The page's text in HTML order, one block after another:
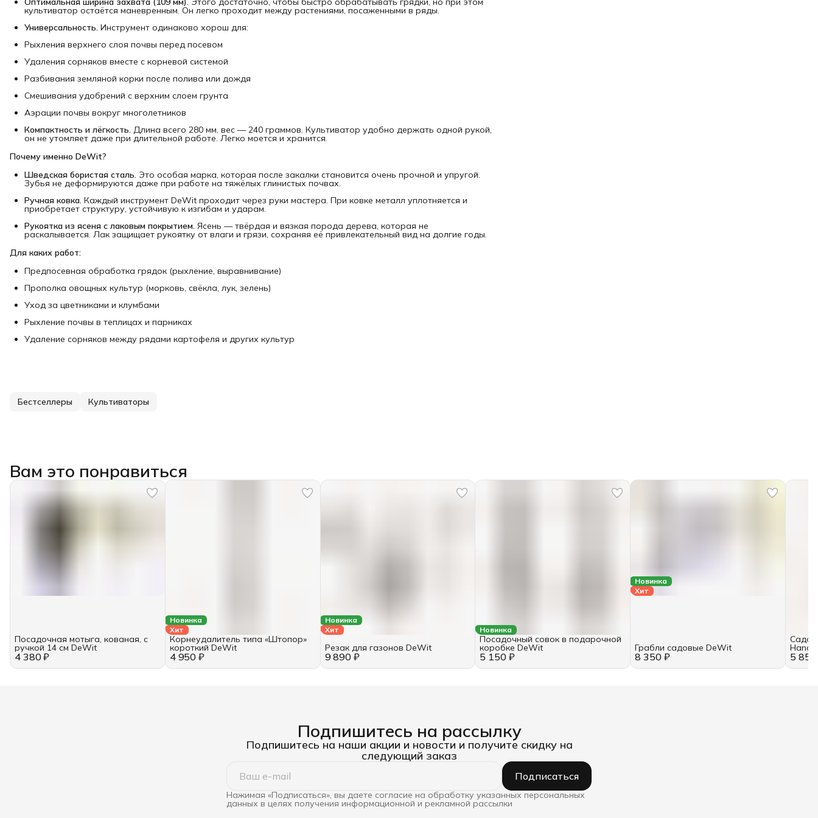
почвах.
Прополка овощных культур (морковь, свёкла, лук, зелень)
Удаление сорняков между рядами картофеля и других
культиватор остаётся маневренным. Он легко проходит между растениями, посаженными в ряды.
Универсальность. Инструмент одинаково хорош для:
Рыхления верхнего слоя почвы перед посевом
Удаления сорняков вместе с корневой системой
Разбивания земляной корки после полива или дождя
Смешивания удобрений с верхним слоем грунта
Аэрации почвы вокруг многолетников
Компактность и лёгкость. Длина всего 280 мм, вес — 240 граммов. Культиватор удобно держать одной рукой,
он не утомляет даже при длительной работе. Легко моется и хранится.
Почему именно DeWit?
Шведская бористая сталь. Это особая марка, которая после закалки становится очень прочной и упругой.
Зубья не деформируются даже при работе на тяжёлых глинистых почвах.
Ручная ковка. Каждый инструмент DeWit проходит через руки мастера. При ковке металл уплотняется и
приобретает структуру, устойчивую к изгибам и ударам.
Рукоятка из ясеня с лаковым покрытием. Ясень — твёрдая и вязкая порода дерева, которая не
раскалывается. Лак защищает рукоятку от влаги и грязи, сохраняя её привлекательный вид на долгие годы.
Для каких работ:
Предпосевная обработка грядок (рыхление, выравнивание)
Прополка овощных культур (морковь, свёкла, лук, зелень)
Уход за цветниками и клумбами
Рыхление почвы в теплицах и парниках
Удаление сорняков между рядами картофеля и других культур
Бестселлеры Культиваторы
Вам это понравиться
4 380 ₽
Посадочная мотыга, кованая, с
ручкой 14 см DeWit
Новинка
Хит
4 950 ₽
Корнеудалитель типа «Штопор»
короткий DeWit
Новинка
Хит
9 890 ₽
Резак для газонов DeWit
Новинка
5 150 ₽
Посадочный совок в подарочной
коробке DeWit
Новинка
Хит
8 350 ₽
Грабли садовые DeWit
5
140 мм
Подпишитесь на рассылку
Подпишитесь на наши акции и новости и получите скидку на
следующий заказ
Подписаться
Нажимая «Подписаться», вы даете согласие на обработку указанных персональных
данных в целях получения информационной и рекламной рассылки